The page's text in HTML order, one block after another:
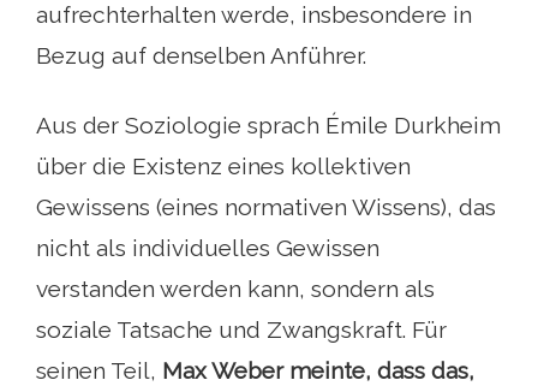
aufrechterhalten werde, insbesondere in
Bezug auf denselben Anführer.
Aus der Soziologie sprach Émile Durkheim
über die Existenz eines kollektiven
Gewissens (eines normativen Wissens), das
nicht als individuelles Gewissen
verstanden werden kann, sondern als
soziale Tatsache und Zwangskraft. Für
seinen Teil, Max Weber meinte, dass das,